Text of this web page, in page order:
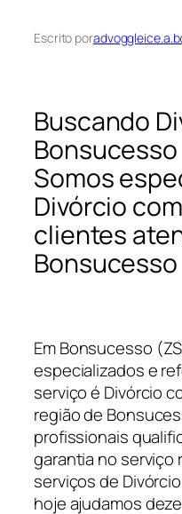
Escrito por
Buscando
Bonsucesso
Somos
Divórcio
clientes
Bonsucesso
Em Bonsucesso
especializados e
serviço é Divórcio
região de
profissionais
garantia no serviço
serviços de Divórcio
hoje ajudamos